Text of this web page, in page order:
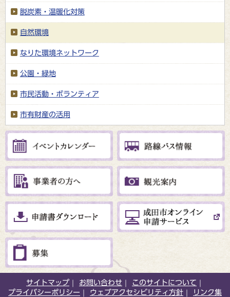
脱炭素・温暖化対策
自然環境
なりた環境ネットワーク
公園・緑地
市民活動・ボランティア
市有財産の活用
サイトマップ お問い合わせ
このサイトについて
プライバシーポリシー
ウェブアクセシビリティ方針 リンク集